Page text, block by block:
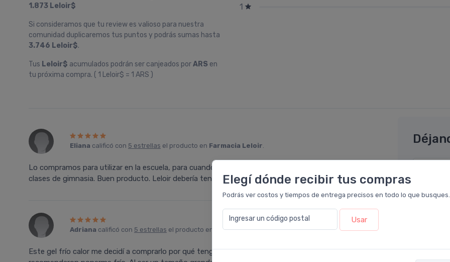
Elegí dónde recibir tus compras
Podrás ver costos y tiempos de entrega precisos en todo lo que busques.
Ingresar un código postal Usar
1.873 Leloir$
Si consideramos que tu review es valioso para nuestra
comunidad duplicaremos tus puntos y podrás sumas hasta
3.746 Leloir$.
Tus Leloir$ acumulados podrán ser canjeados porARS en
tu próxima compra. ( 1 Leloir$ = 1 ARS )
1
Eliana calificó con 5 estrellas el producto en Farmacia Leloir.
Lo compramos para utilizar en la escuela, para cuando los niños sufren algún golpe o algo, en sus
clases de gimnasia. Buen producto. Leloir debería tener más en stock.
Adriana calificó con 5 estrellas el producto en Farmacia Leloir.
Este gel frí­o calor me decidí­ a comprarlo por qué tengo un problema en un hombro, y me
Nombre
Email*